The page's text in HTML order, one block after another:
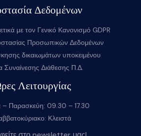
Δεδομένων
με τον Γενικό Κανονισμό GDPR
Προσωπικών Δεδομένων
δικαιωμάτων υποκειμένου
Συναίνεσης Διάθεσης Π.Δ.
Λειτουργίας
– Παρασκεύη: 09.30 – 17.30
Κλειστά